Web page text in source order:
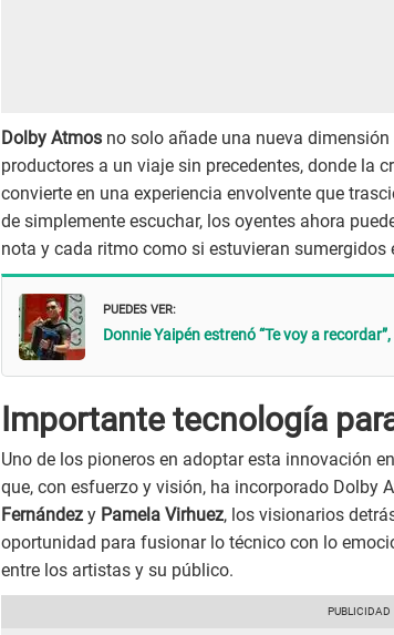
Dolby Atmos no solo añade una nueva
productores a un viaje sin precedentes, donde la
convierte en una experiencia envolvente que
de simplemente escuchar, los oyentes ahora
nota y cada ritmo como si estuvieran
PUEDES VER:
Donnie Yaipén estrenó “Te voy a
Importante tecnología
Uno de los pioneros en adoptar esta innovación
que, con esfuerzo y visión, ha incorporado Dolby
Fernández y Pamela Virhuez, los visionarios
oportunidad para fusionar lo técnico con lo
entre los artistas y su público.